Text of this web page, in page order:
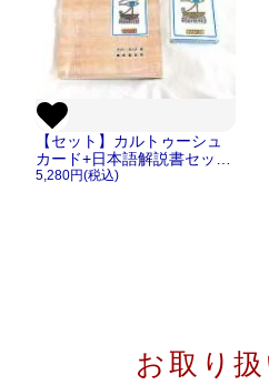
【セット】カルトゥーシュ
カード+日本語解説書セット
【メール便ＯＫ】
5,280円(税込)
お取り